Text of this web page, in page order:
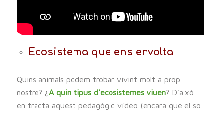
Ecosistema que ens envolta
Quins animals podem trobar vivint molt a prop
nostre? ¿ A quin tipus d'ecosistemes viuen? D'això
en tracta aquest pedagògic vídeo (encara que el so